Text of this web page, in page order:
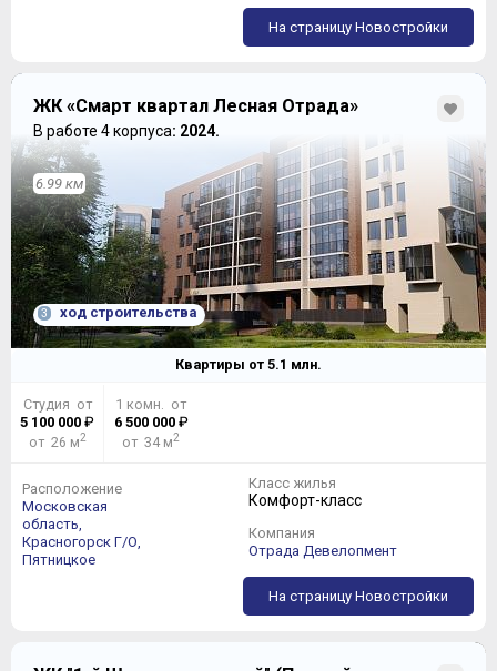
На страницу Новостройки
ЖК «Смарт квартал Лесная Отрада»
В работе 4 корпуса: 2024.
6.99 км
3 ход строительства
Квартиры от 5.1 млн.
Студия от
5 100 000 ₽
от 26 м2
1 комн. от
6 500 000₽
от 34 м2
Расположение
Московская
область,
Красногорск Г/О,
Пятницкое
Класс жилья
Комфорт-класс
Компания
Отрада Девелопмент
На страницу Новостройки